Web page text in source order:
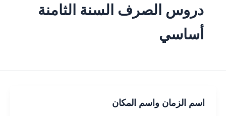
دروس الصرف السنة الثامنة
أساسي
اسم الزمان واسم المكان